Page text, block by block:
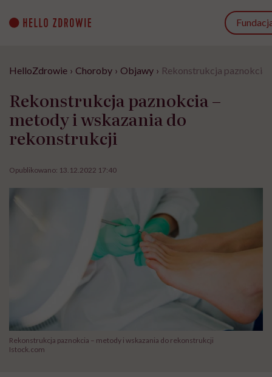
content
HelloZdrowie › Choroby › Objawy › Rekonstrukcja paznokcia
Rekonstrukcja paznokcia –
metody i wskazania do
rekonstrukcji
Opublikowano: 13.12.2022 17:40
Rekonstrukcja paznokcia – metody i wskazania do rekonstrukcji
Istock.com